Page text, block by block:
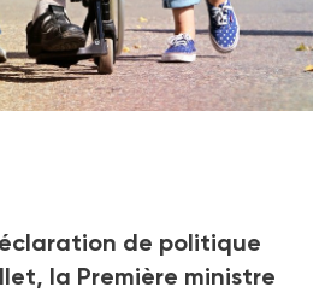
de politique
la Première ministre